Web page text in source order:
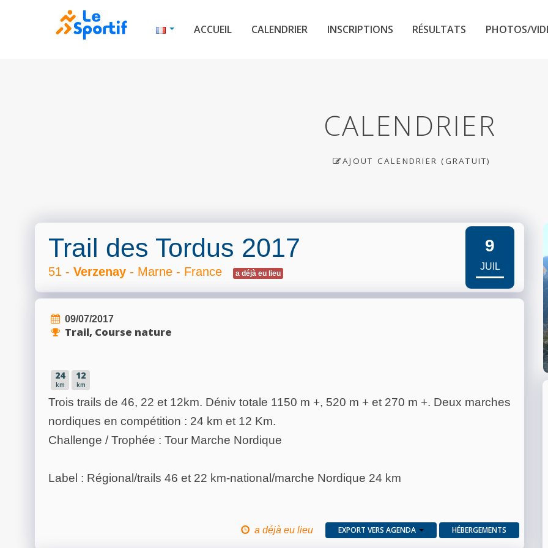
ACCUEIL CALENDRIER INSCRIPTIONS RÉSULTATS PHOTOS/
CALENDRIER
AJOUT CALENDRIER (GRATUIT)
Trail des Tordus 2017
51 - Verzenay - Marne - France a déjà eu lieu
9
JUIL
09/07/2017
Trail, Course nature
24
km
12
km
Trois trails de 46, 22 et 12km. Déniv totale 1150 m +, 520 m + et 270 m +. Deux marches
nordiques en compétition : 24 km et 12 Km.
Challenge / Trophée : Tour Marche Nordique
Label : Régional/trails 46 et 22 km-national/marche Nordique 24 km
a déjà eu lieu EXPORT VERS AGENDA HÉBERGEMENTS